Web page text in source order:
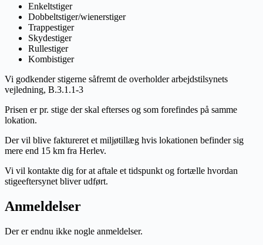
Enkeltstiger
Dobbeltstiger/wienerstiger
Trappestiger
Skydestiger
Rullestiger
Kombistiger
Vi godkender stigerne såfremt de overholder arbejdstilsynets
vejledning, B.3.1.1-3
Prisen er pr. stige der skal efterses og som forefindes på samme
lokation.
Der vil blive faktureret et miljøtillæg hvis lokationen befinder sig
mere end 15 km fra Herlev.
Vi vil kontakte dig for at aftale et tidspunkt og fortælle hvordan
stigeeftersynet bliver udført.
Anmeldelser
Der er endnu ikke nogle anmeldelser.